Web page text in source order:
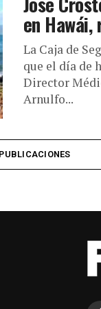
en Hawái,
La Caja de
que el día de
Director
Arnulfo...